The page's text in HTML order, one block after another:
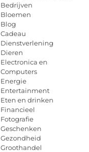
Bedrijven
Bloemen
Blog
Cadeau
Dienstverlening
Dieren
Electronica en
Computers
Energie
Entertainment
Eten en drinken
Financieel
Fotografie
Geschenken
Gezondheid
Groothandel